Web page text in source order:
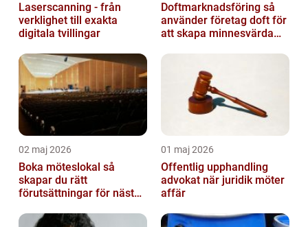
Laserscanning - från
verklighet till exakta
digitala tvillingar
Doftmarknadsföring så
använder företag doft för
att skapa minnesvärda
02 maj 2026
Boka möteslokal så
skapar du rätt
förutsättningar för nästa
01 maj 2026
Offentlig upphandling
advokat när juridik möter
affär